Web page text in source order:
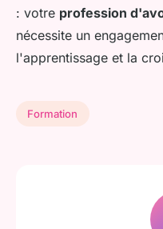
: votre profession
nécessite un
l'apprentissage et la
Formation